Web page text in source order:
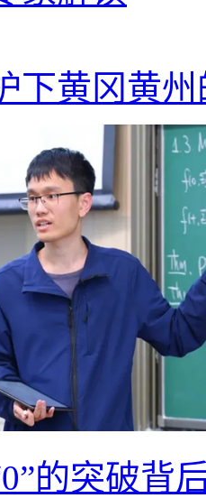
下黄冈黄
的突破背